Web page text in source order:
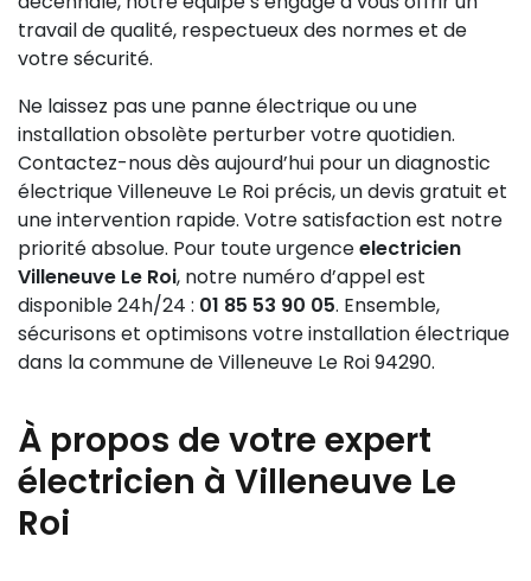
travail de qualité, respectueux des normes et de
votre sécurité.
Ne laissez pas une panne électrique ou une
installation obsolète perturber votre quotidien.
Contactez-nous dès aujourd’hui pour un diagnostic
électrique Villeneuve Le Roi précis, un devis gratuit et
une intervention rapide. Votre satisfaction est notre
priorité absolue. Pour toute urgenceelectricien
Villeneuve Le Roi, notre numéro d’appel est
disponible 24h/24 : 01 85 53 90 05. Ensemble,
sécurisons et optimisons votre installation électrique
dans la commune de Villeneuve Le Roi 94290.
À propos de votre expert
électricien à Villeneuve Le
Roi